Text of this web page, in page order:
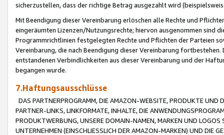
sicherzustellen, dass der richtige Betrag ausgezahlt wird
Mit Beendigung dieser Vereinbarung erlöschen alle Rechte und
eingeräumten Lizenzen/Nutzungsrechte; hiervon ausgenommen sind
Programmrichtlinien festgelegten Rechte und Pflichten der Parteien
Vereinbarung, die nach Beendigung dieser Vereinbarung
entstandenen Verbindlichkeiten aus dieser Vereinbarung und der
begangen wurde.
7.Haftungsausschlüsse
DAS PARTNERPROGRAMM, DIE AMAZON-WEBSITE, PRODUKTE UND
PARTNER-LINKS, LINKFORMATE, INHALTE, DIE
PRODUKTWERBUNG, UNSERE DOMAIN-NAMEN, MARKEN UND
UNTERNEHMEN (EINSCHLIESSLICH DER AMAZON-MARKEN) UND DIE